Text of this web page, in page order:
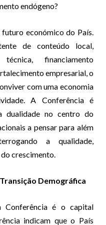
endógeno?
económico do País.
de conteúdo local,
financiamento
empresarial, o
com uma economia
A Conferência é
dualidade no centro do
a pensar para além
a qualidade,
crescimento.
Demográfica
Conferência é o capital
indicam que o País